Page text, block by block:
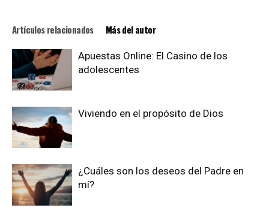
Artículos relacionados Más del autor
Apuestas Online: El Casino de los
adolescentes
Viviendo en el propósito de Dios
¿Cuáles son los deseos del Padre en
mí?